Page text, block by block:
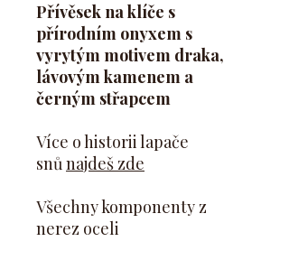
Přívěsek na klíče s
přírodním onyxem s
vyrytým motivem draka,
lávovým kamenem a
černým střapcem
Více o historii lapače
snůnajdeš zde
Všechny komponenty z
nerez oceli